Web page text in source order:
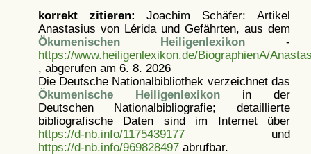
korrekt zitieren: Joachim Schäfer: Artikel
Anastasius von Lérida und Gefährten, aus dem
Ökumenischen Heiligenlexikon -
https://www.heiligenlexikon.de/BiographienA/
, abgerufen am 6. 8. 2026
Die Deutsche Nationalbibliothek verzeichnet das
Ökumenische Heiligenlexikonin der
Deutschen Nationalbibliografie; detaillierte
bibliografische Daten sind im Internet über
https://d-nb.info/1175439177und
https://d-nb.info/969828497abrufbar.